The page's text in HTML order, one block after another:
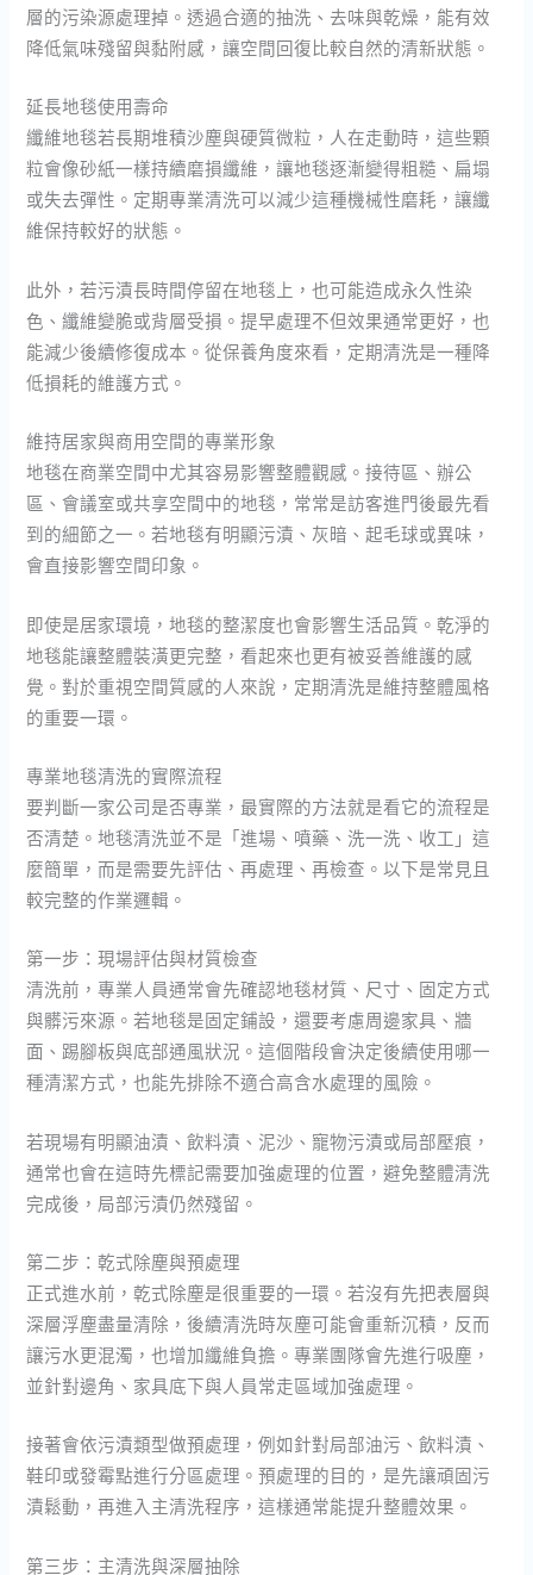
層的污染源處理掉。透過合適的抽洗、去味與乾燥，能有效
降低氣味殘留與黏附感，讓空間回復比較自然的清新狀態。
延長地毯使用壽命
纖維地毯若長期堆積沙塵與硬質微粒，人在走動時，這些顆
粒會像砂紙一樣持續磨損纖維，讓地毯逐漸變得粗糙、扁塌
或失去彈性。定期專業清洗可以減少這種機械性磨耗，讓纖
維保持較好的狀態。
此外，若污漬長時間停留在地毯上，也可能造成永久性染
色、纖維變脆或背層受損。提早處理不但效果通常更好，也
能減少後續修復成本。從保養角度來看，定期清洗是一種降
低損耗的維護方式。
維持居家與商用空間的專業形象
地毯在商業空間中尤其容易影響整體觀感。接待區、辦公
區、會議室或共享空間中的地毯，常常是訪客進門後最先看
到的細節之一。若地毯有明顯污漬、灰暗、起毛球或異味，
會直接影響空間印象。
即使是居家環境，地毯的整潔度也會影響生活品質。乾淨的
地毯能讓整體裝潢更完整，看起來也更有被妥善維護的感
覺。對於重視空間質感的人來說，定期清洗是維持整體風格
的重要一環。
專業地毯清洗的實際流程
要判斷一家公司是否專業，最實際的方法就是看它的流程是
否清楚。地毯清洗並不是「進場、噴藥、洗一洗、收工」這
麼簡單，而是需要先評估、再處理、再檢查。以下是常見且
較完整的作業邏輯。
第一步：現場評估與材質檢查
清洗前，專業人員通常會先確認地毯材質、尺寸、固定方式
與髒污來源。若地毯是固定鋪設，還要考慮周邊家具、牆
面、踢腳板與底部通風狀況。這個階段會決定後續使用哪一
種清潔方式，也能先排除不適合高含水處理的風險。
若現場有明顯油漬、飲料漬、泥沙、寵物污漬或局部壓痕，
通常也會在這時先標記需要加強處理的位置，避免整體清洗
完成後，局部污漬仍然殘留。
第二步：乾式除塵與預處理
正式進水前，乾式除塵是很重要的一環。若沒有先把表層與
深層浮塵盡量清除，後續清洗時灰塵可能會重新沉積，反而
讓污水更混濁，也增加纖維負擔。專業團隊會先進行吸塵，
並針對邊角、家具底下與人員常走區域加強處理。
接著會依污漬類型做預處理，例如針對局部油污、飲料漬、
鞋印或發霉點進行分區處理。預處理的目的，是先讓頑固污
漬鬆動，再進入主清洗程序，這樣通常能提升整體效果。
第三步：主清洗與深層抽除